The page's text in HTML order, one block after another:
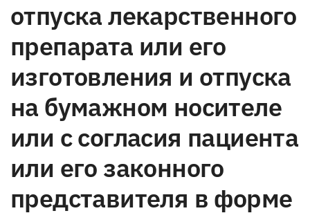
отпуска лекарственного
препарата или его
изготовления и отпуска
на бумажном носителе
или с согласия пациента
или его законного
представителя в форме